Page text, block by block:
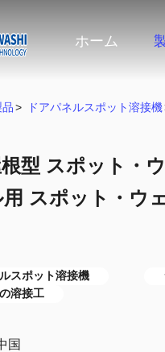
ホーム
> ドアパネルスポット溶接機
型 スポット・
用 スポット・ウ
スポット溶接機
溶接工
国